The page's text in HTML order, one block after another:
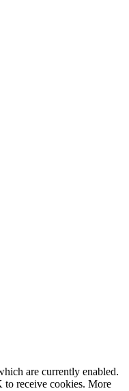
are currently enabled.
to receive cookies. More